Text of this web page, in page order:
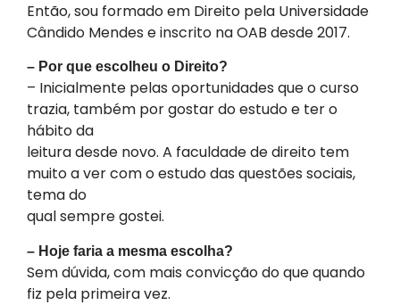
Então, sou formado em Direito pela Universidade
Cândido Mendes e inscrito na OAB desde 2017.
– Por que escolheu o Direito?
– Inicialmente pelas oportunidades que o curso
trazia, também por gostar do estudo e ter o
hábito da
leitura desde novo. A faculdade de direito tem
muito a ver com o estudo das questões sociais,
tema do
qual sempre gostei.
– Hoje faria a mesma escolha?
Sem dúvida, com mais convicção do que quando
fiz pela primeira vez.